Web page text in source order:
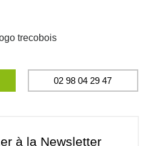
02 98 04 29 47
à la Newsletter